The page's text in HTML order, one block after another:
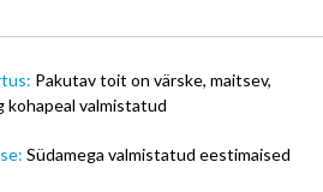
Pakutav toit on värske, maitsev,
valmistatud
Südamega valmistatud eestimaised